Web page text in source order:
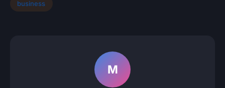
business
M